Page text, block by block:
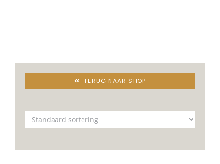
TERUG NAAR SHOP